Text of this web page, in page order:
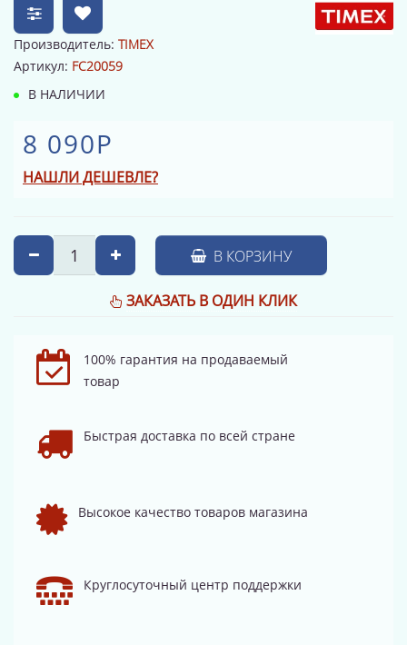
Производитель: TIMEX
Артикул: FC20059
В НАЛИЧИИ
8 090Р
НАШЛИ ДЕШЕВЛЕ?
В КОРЗИНУ
ЗАКАЗАТЬ В ОДИН КЛИК
100% гарантия на продаваемый
товар
Быстрая доставка по всей стране
Высокое качество товаров магазина
Круглосуточный центр поддержки